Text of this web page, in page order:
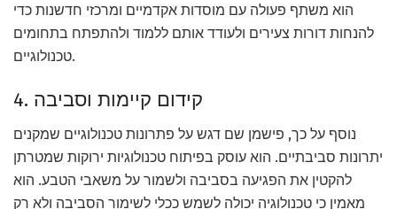
הוא משתף פעולה עם מוסדות אקדמיים ומרכזי חדשנות כדי
להנחות דורות צעירים ולעודד אותם ללמוד ולהתפתח בתחומים
טכנולוגיים.
4. קידום קיימות וסביבה
נוסף על כך, פישמן שם דגש על פתרונות טכנולוגיים שמקנים
יתרונות סביבתיים. הוא עוסק בפיתוח טכנולוגיות ירוקות שמטרתן
להקטין את הפגיעה בסביבה ולשמור על משאבי הטבע. הוא
מאמין כי טכנולוגיה יכולה לשמש ככלי לשימור הסביבה ולא רק